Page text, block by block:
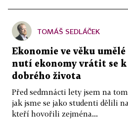
TOMÁŠ SEDLÁČEK
Ekonomie ve věku
nutí ekonomy vrátit se k
dobrého života
Před sedmnácti lety jsem na
jak jsme se jako studenti dělili
kteří hovořili zejména...